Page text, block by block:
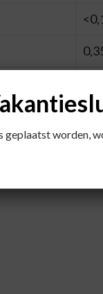
geplaatst worden,